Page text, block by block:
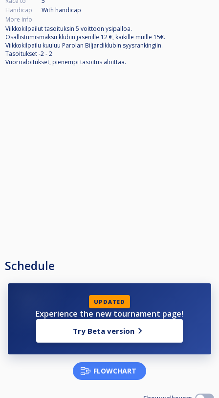
Handicap
With handicap
More info
Viikkokilpailut tasoituksin 5 voittoon ysipalloa.
Osallistumismaksu klubin jäsenille 12 €, kaikille muille 15€.
Viikkokilpailu kuuluu Parolan Biljardiklubin syysrankingiin.
Tasoitukset -2 - 2
Vuoroaloitukset, pienempi tasoitus aloittaa.
Schedule
UPDATED
Experience the new tournament page!
Try Beta version
FLOWCHART